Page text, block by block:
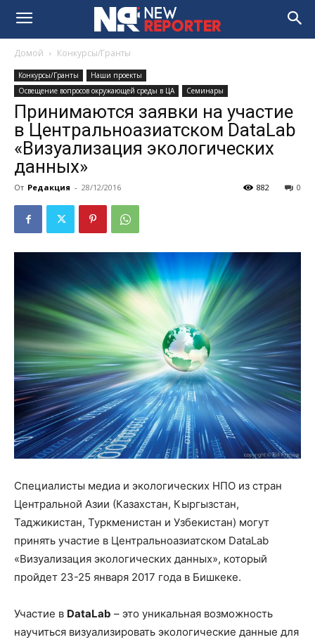
Домой Конкурсы/Гранты
Конкурсы/Гранты
Наши проекты
Освещение вопросов окружающей среды в ЦА
Семинары
Принимаются заявки на участие
в Центральноазиатском DataLab
«Визуализация экологических
данных»
От Редакция - 28/12/2016 0
882
Специалисты медиа и экологических НПО из стран
Центральной Азии (Казахстан, Кыргызстан,
Таджикистан, Туркменистан и Узбекистан) могут
принять участие в Центральноазиатском DataLab
«Визуализация экологических данных», который
пройдет 23-25 января 2017 года в Бишкеке.
Участие в DataLab – это уникальная возможность
научиться визуализировать экологические данные для